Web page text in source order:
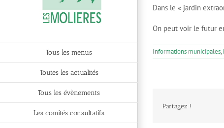
Tous les menus
Toutes les actualités
Tous les évènements
Les comités consultatifs
Dans le « jardin
On peut voir le futur
Informations municipales,
Partagez !